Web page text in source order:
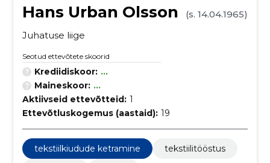
Hans Urban Olsson
(s. 14.04.1965)
Juhatuse liige
Seotud ettevõtete skoorid
Krediidiskoor: ...
Maineskoor: ...
Aktiivseid ettevõtteid: 1
Ettevõtluskogemus (aastaid): 19
tekstiilkiudude ketramine
tekstiilitööstus